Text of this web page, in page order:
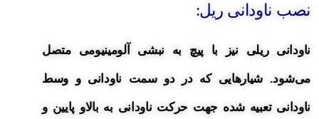
نصب ناودانی ریل:
ناودانی ریلی نیز با پیچ به نبشی آلومینیومی متصل
می‌شود. شیارهایی که در دو سمت ناودانی و وسط
ناودانی تعبیه شده جهت حرکت ناودانی به بالاو پایین و